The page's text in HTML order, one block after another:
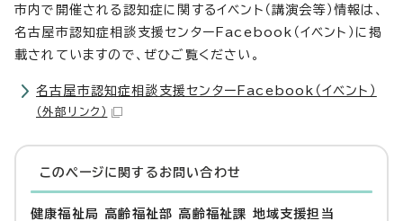
市内で開催される認知症に関するイベント（講演会等）情報は、
名古屋市認知症相談支援センターFacebook（イベント）に掲
載されていますので、ぜひご覧ください。
名古屋市認知症相談支援センターFacebook（イベント）
（外部リンク）
このページに関する お問い合わせ
健康福祉局 高齢福祉部 高齢福祉課 地域支援担当